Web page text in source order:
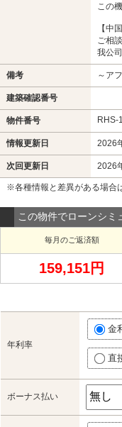
この
【中
ご相
我公
備考 ～ア
建築確認番号
物件番号 RHS-
情報更新日 2026
次回更新日 2026
※各種情報と差異がある場合
この物件でローンシミ
毎月のご返済額
159,151円
年利率
金
直
ボーナス払い